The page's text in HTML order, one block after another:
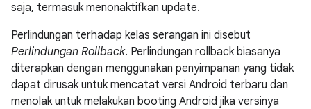
saja, termasuk menonaktifkan update.
Perlindungan terhadap kelas serangan ini disebut
Perlindungan Rollback. Perlindungan rollback biasanya
diterapkan dengan menggunakan penyimpanan yang tidak
dapat dirusak untuk mencatat versi Android terbaru dan
menolak untuk melakukan booting Android jika versinya